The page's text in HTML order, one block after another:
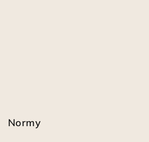
Normy